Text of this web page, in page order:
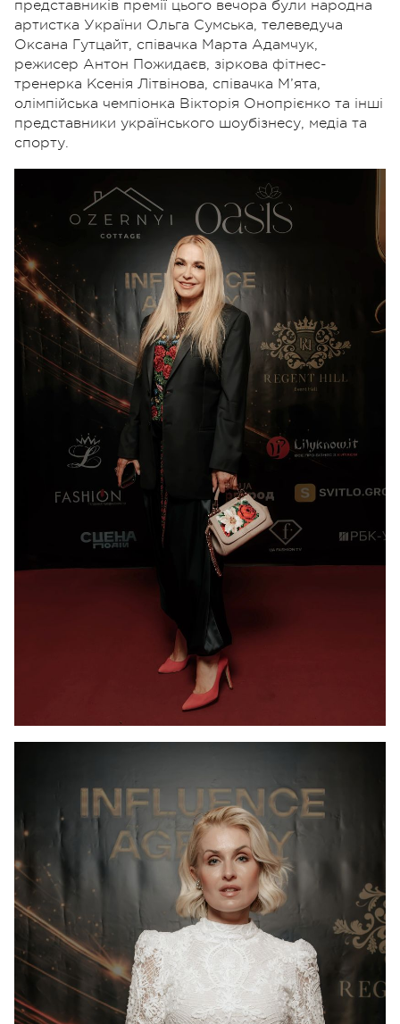
представників премії цього вечора були народна
артистка України Ольга Сумська, телеведуча
Оксана Гутцайт, співачка Марта Адамчук,
режисер Антон Пожидаєв, зіркова фітнес-
тренерка Ксенія Літвінова, співачка М’ята,
олімпійська чемпіонка Вікторія Онопрієнко та інші
представники українського шоубізнесу, медіа та
спорту.